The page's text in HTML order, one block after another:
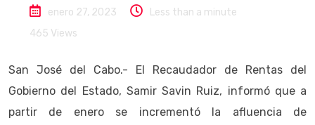
enero 27, 2023
Less than a minute
465 Views
San José del Cabo.- El Recaudador de Rentas del
Gobierno del Estado, Samir Savin Ruiz, informó que a
partir de enero se incrementó la afluencia de